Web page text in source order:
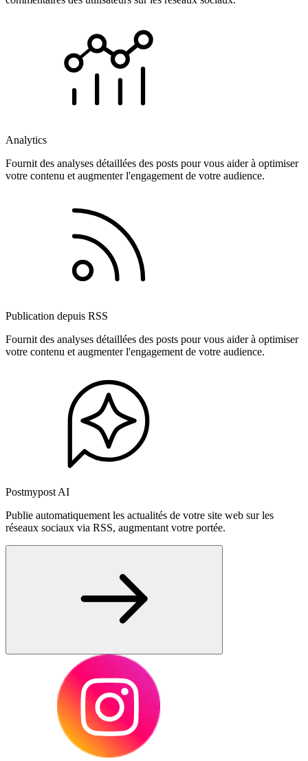
Analytics
Fournit des analyses détaillées des posts pour vous aider à optimiser
votre contenu et augmenter l'engagement de votre audience.
Publication depuis RSS
Fournit des analyses détaillées des posts pour vous aider à optimiser
votre contenu et augmenter l'engagement de votre audience.
Postmypost AI
Publie automatiquement les actualités de votre site web sur les
réseaux sociaux via RSS, augmentant votre portée.